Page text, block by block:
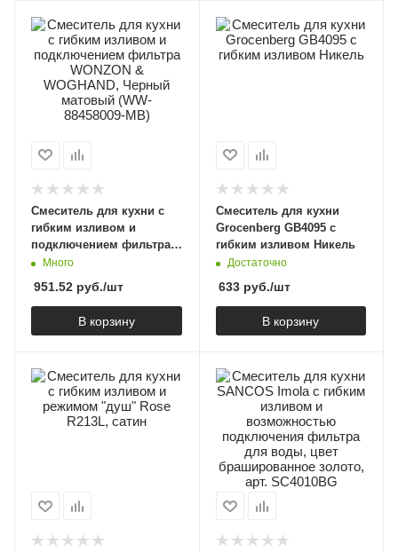
Смеситель для кухни с
гибким изливом и
подключением фильтра
WONZON & WOGHAND,
88458009-MB)
Много
951.52 руб./шт
В корзину
Смеситель для кухни
Grocenberg GB4095 с
гибким изливом Никель
Достаточно
633руб./шт
В корзину